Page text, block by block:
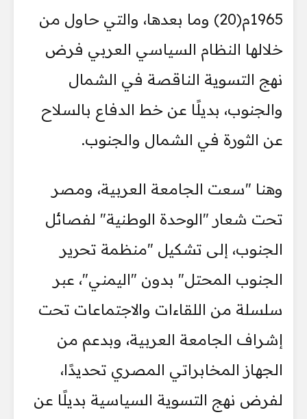
1965م(20) وما بعدها، والتي حاول من
خلالها النظام السياسي العربي فرض
نهج التسوية الناقصة في الشمال
والجنوب، بديلًا عن خط الدفاع بالسلاح
عن الثورة في الشمال والجنوب.
وهنا "سعت الجامعة العربية، ومصر
تحت شعار "الوحدة الوطنية" لفصائل
الجنوب، إلى تشكيل "منظمة تحرير
الجنوب المحتل" بدون "اليمني"، عبر
سلسلة من اللقاءات والاجتماعات تحت
إشراف الجامعة العربية، وبدعم من
الجهاز المخابراتي المصري تحديدًا،
لفرض نهج التسوية السياسية بديلًا عن